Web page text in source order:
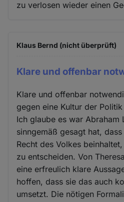
zu verlosen wieder einen
Klaus Bernd (nicht überprüft)
Klare und offenbar
Klare und offenbar
gegen eine Kultur der
Ich glaube es war Abraham
sinngemäß gesagt hat,
Recht des Volkes
zu entscheiden. Von
eine erfreulich klare
hoffen, dass sie das auch
umsetzt. Die nötigen